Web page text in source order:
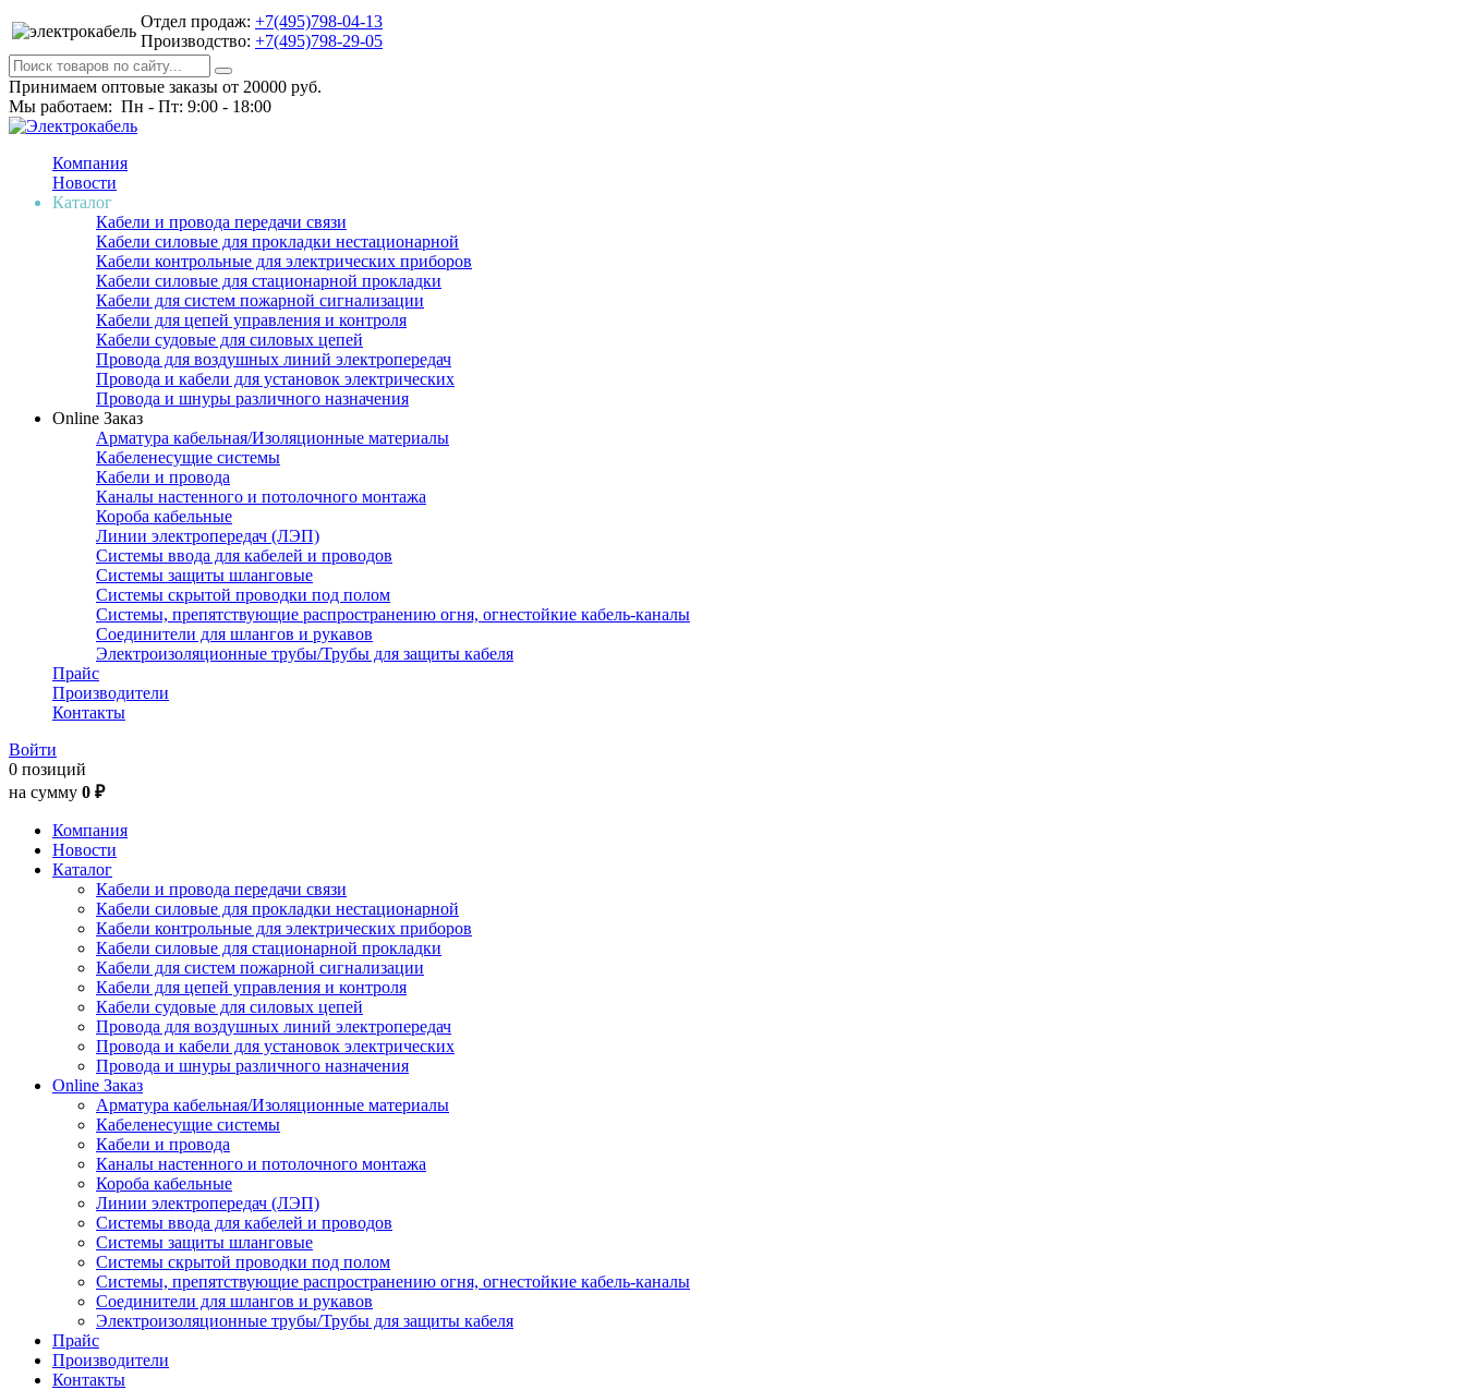
Отдел продаж: +7(495)798-04-13
Производство: +7(495)798-29-05
Принимаем оптовые заказы от 20000 руб.
Мы работаем: Пн - Пт: 9:00 - 18:00
Компания
Новости
Каталог
Кабели и провода передачи связи
Кабели силовые для прокладки нестационарной
Кабели контрольные для электрических приборов
Кабели силовые для стационарной прокладки
Кабели для систем пожарной сигнализации
Кабели для цепей управления и контроля
Кабели судовые для силовых цепей
Провода для воздушных линий электропередач
Провода и кабели для установок электрических
Провода и шнуры различного назначения
Online Заказ
Арматура кабельная/Изоляционные материалы
Кабеленесущие системы
Кабели и провода
Каналы настенного и потолочного монтажа
Короба кабельные
Линии электропередач (ЛЭП)
Системы ввода для кабелей и проводов
Системы защиты шланговые
Системы скрытой проводки под полом
Системы, препятствующие распространению огня, огнестойкие кабель-каналы
Соединители для шлангов и рукавов
Электроизоляционные трубы/Трубы для защиты кабеля
Прайс
Производители
Контакты
Войти
0 позиций
на сумму 0 ₽
Компания
Новости
Каталог
Кабели и провода передачи связи
Кабели силовые для прокладки нестационарной
Кабели контрольные для электрических приборов
Кабели силовые для стационарной прокладки
Кабели для систем пожарной сигнализации
Кабели для цепей управления и контроля
Кабели судовые для силовых цепей
Провода для воздушных линий электропередач
Провода и кабели для установок электрических
Провода и шнуры различного назначения
Online Заказ
Арматура кабельная/Изоляционные материалы
Кабеленесущие системы
Кабели и провода
Каналы настенного и потолочного монтажа
Короба кабельные
Линии электропередач (ЛЭП)
Системы ввода для кабелей и проводов
Системы защиты шланговые
Системы скрытой проводки под полом
Системы, препятствующие распространению огня, огнестойкие кабель-каналы
Соединители для шлангов и рукавов
Электроизоляционные трубы/Трубы для защиты кабеля
Прайс
Производители
Контакты